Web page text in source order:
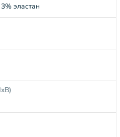
эластан